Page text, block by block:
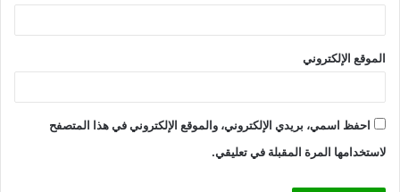
الموقع الإلكتروني
احفظ اسمي، بريدي الإلكتروني، والموقع الإلكتروني في هذا المتصفح
لاستخدامها المرة المقبلة في تعليقي.